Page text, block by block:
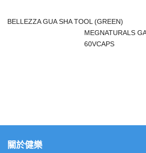
BELLEZZA GUA SHA TOOL (GREEN)
MEGNATURALS
60VCAPS
關於健樂